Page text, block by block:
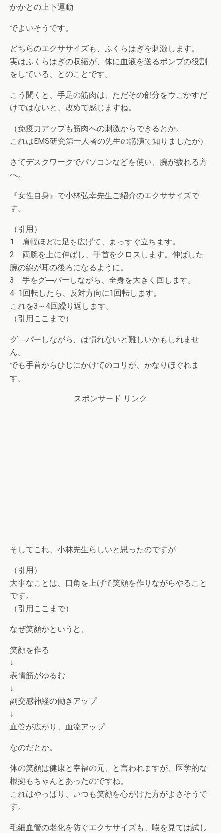
かかとの上下運動
でよいそうです。
どちらのエクササイズも、ふくらはぎを刺激します。
実はふくらはぎの収縮が、体に血液を送るポンプの役割
をしている、とのことです。
こう聞くと、手足の筋肉は、ただその部分をウごかすだ
けではないと、改めて感じますね。
（免疫力アップも筋肉への刺激からできるとか。
これはEMS研究第一人者の先生の講演で知りましたが）
さてデスクワークでパソコンなどを使い、腕が疲れる方
へ。
『女性自身』で小林弘幸先生ご紹介のエクササイズで
す。
（引用）
1 肩幅ほどに足を広げて、まっすぐ立ちます。
2 両腕を上に伸ばし、手首をクロスします。伸ばした
腕の線が耳の後ろになるように。
3 手をグ―パーしながら、全身を大きく回します。
4 1回転したら、反対方向に1回転します。
これを3～4回繰り返します。
（引用ここまで）
グ―パーしながら、は慣れないと難しいかもしれませ
ん。
でも手首からひじにかけてのコリが、かなりほぐれま
す。
スポンサード リンク
そしてこれ、小林先生らしいと思ったのですが
（引用）
大事なことは、口角を上げて笑顔を作りながらやること
です。
（引用ここまで）
なぜ笑顔かというと、
笑顔を作る
↓
表情筋がゆるむ
↓
副交感神経の働きアップ
↓
血管が広がり、血流アップ
なのだとか。
体の笑顔は健康と幸福の元、と言われますが、医学的な
根拠もちゃんとあったのですね。
これはやっぱり、いつも笑顔を心がけた方がよさそうで
す。
毛細血管の老化を防ぐエクササイズも、暇を見ては試し